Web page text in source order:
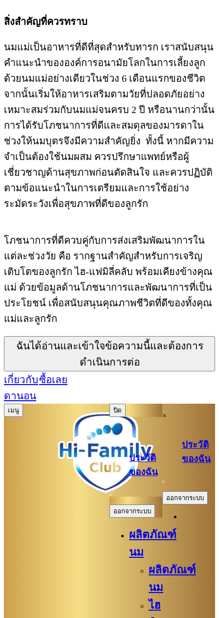
สิ่งสำคัญที่ควรทราบ
นมแม่เป็นอาหารที่ดีที่สุดสำหรับทารก เราสนับสนุน
คำแนะนำขององค์การอนามัยโลกในการเลี้ยงลูก
ด้วยนมแม่อย่างเดียวในช่วง 6 เดือนแรกของชีวิต
จากนั้นเริ่มให้อาหารเสริมตามวัยที่ปลอดภัยอย่าง
เหมาะสมร่วมกับนมแม่จนครบ 2 ปี หรือนานกว่านั้น
การได้รับโภชนาการที่ดีและสมดุลของมารดาใน
ช่วงให้นมบุตรจึงมีความสำคัญยิ่ง ทั้งนี้ หากมีความ
จำเป็นต้องใช้นมผสม ควรปรึกษาแพทย์หรือผู้
เชี่ยวชาญด้านสุขภาพก่อนตัดสินใจ และควรปฏิบัติ
ตามข้อแนะนำในการเตรียมและการใช้อย่าง
ระมัดระวังเพื่อสุขภาพที่ดีของลูกรัก
โภชนาการที่ดีควบคู่กับการส่งเสริมพัฒนาการใน
แต่ละช่วงวัย คือ รากฐานสำคัญสำหรับการเจริญ
เติบโตของลูกรัก ไฮ-แฟมิลี่คลับ พร้อมเคียงข้างคุณ
แม่ ด้วยข้อมูลด้านโภชนาการและพัฒนาการที่เป็น
ประโยชน์ เพื่อสนับสนุนคุณภาพชีวิตที่ดีของทั้งคุณ
แม่และลูกรัก
ฉันได้อ่านและเข้าใจข้อความนี้และต้องการ
ดำเนินการต่อ
เกี่ยวกับ
ดานอน
ซื้อเลย
เมนู ปิด
×
ประวัติ
ของฉัน
.
ออกจากระบบ
ผลิตภัณฑ์
นม
ผลิตภัณฑ์
นม
ไฮ
×
ประวัติ
ของฉัน
.
ออกจากระบบ